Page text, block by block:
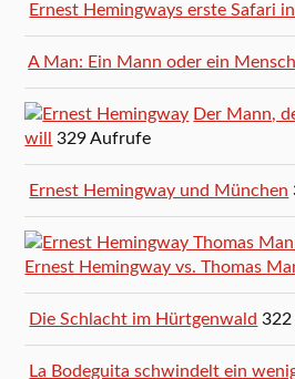
Ernest Hemingways erste Safari
A Man: Ein Mann oder ein
Der Mann,
will
329 Aufrufe
Ernest Hemingway und München
Ernest Hemingway vs. Thomas
Die Schlacht im Hürtgenwald
La Bodeguita schwindelt ein